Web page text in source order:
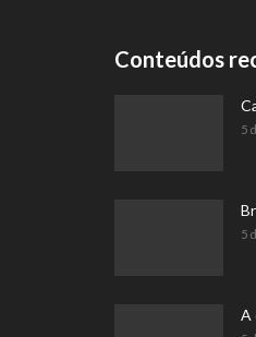
Conteúdos
5
5
A